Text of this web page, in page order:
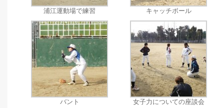
浦江運動場で練習 キャッチボール
バント 女子力についての座談会